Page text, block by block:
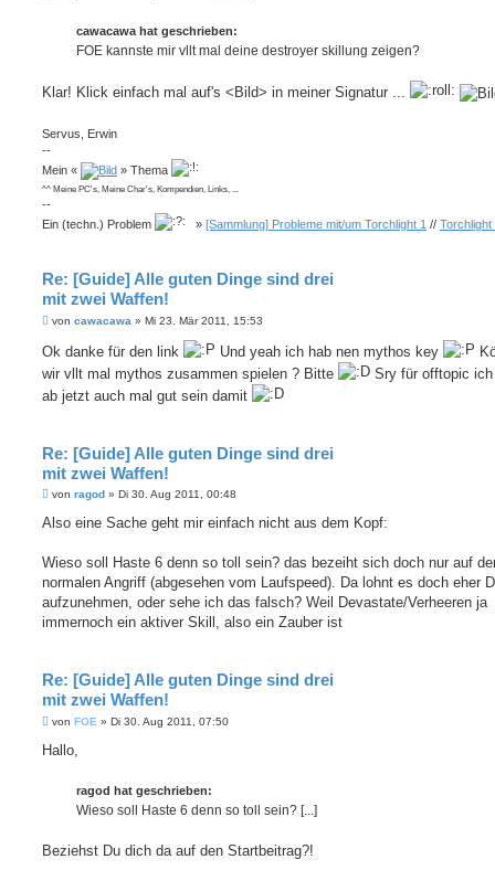
cawacawa hat geschrieben:
FOE kannste mir vllt mal deine destroyer skillung zeigen?
Klar! Klick einfach mal auf's <Bild> in meiner Signatur ...
Servus, Erwin
--
Mein «
» Thema
^^ Meine PC's, Meine Char's, Kompendien, Links, ...
--
Ein (techn.) Problem
» [Sammlung] Probleme mit/um Torchlight 1 // Torchlight
Re: [Guide] Alle guten Dinge sind drei
mit zwei Waffen!
B
i
t
r
g
von cawacawa » Mi 23. Mär 2011, 15:53
Ok danke für den link Und yeah ich hab nen mythos key
wir vllt mal mythos zusammen spielen ? Bitte
Sry für offtopic
ab jetzt auch mal gut sein damit
Re: [Guide] Alle guten Dinge sind drei
mit zwei Waffen!
B
i
a
von ragod » Di 30. Aug 2011, 00:48
Also eine Sache geht mir einfach nicht aus dem Kopf:
Wieso soll Haste 6 denn so toll sein? das bezeiht sich doch nur auf
normalen Angriff (abgesehen vom Laufspeed). Da lohnt es doch eher
aufzunehmen, oder sehe ich das falsch? Weil Devastate/Verheeren ja
immernoch ein aktiver Skill, also ein Zauber ist
Re: [Guide] Alle guten Dinge sind drei
mit zwei Waffen!
B
i
von FOE » Di 30. Aug 2011, 07:50
Hallo,
ragod hat geschrieben:
Wieso soll Haste 6 denn so toll sein? [...]
Beziehst Du dich da auf den Startbeitrag?!